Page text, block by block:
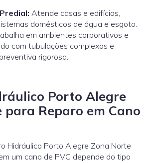
Atende casas e edifícios,
domésticos de água e esgoto.
em ambientes corporativos e
com tubulações complexas e
rigorosa.
Porto Alegre
para Reparo em Cano
Hidráulico Porto Alegre Zona Norte
um cano de PVC depende do tipo